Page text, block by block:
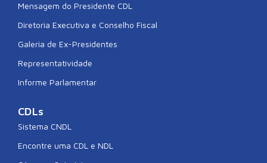
Mensagem do Presidente CDL
Diretoria Executiva e Conselho Fiscal
Galeria de Ex-Presidentes
Representatividade
Informe Parlamentar
CDLs
Sistema CNDL
Encontre uma CDL e NDL